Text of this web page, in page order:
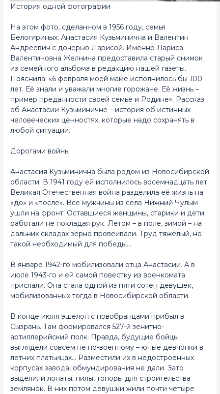
История одной фотографии
На этом фото, сделанном в 1956 году, семья
Белогириных: Анастасия Кузьминична и Валентин
Андреевич с дочерью Ларисой. Именно Лариса
Валентиновна Желнина предоставила старый снимок
из семейного альбома в редакцию нашей газеты.
Пояснила: «6 февраля моей маме исполнилось бы 100
лет. Её знали и уважали многие горожане. Её жизнь –
пример преданности своей семье и Родине». Рассказ
об Анастасии Кузьминичне – история об истинных
человеческих ценностях, которые надо сохранять в
любой ситуации.
Дорогами войны
Анастасия Кузьминична была родом из Новосибирской
области. В 1941 году ей исполнилось восемнадцать лет.
Великая Отечественная война разделила её жизнь на
«до» и «после». Все мужчины из села Нижний Чулым
ушли на фронт. Оставшиеся женщины, старики и дети
работали не покладая рук. Летом – в поле, зимой – на
дальних складах зерно провеивали. Труд тяжёлый, но
такой необходимый для победы…
В январе 1942-го мобилизовали отца Анастасии. А в
июле 1943-го и ей самой повестку из военкомата
прислали. Она стала одной из пяти сотен девушек,
мобилизованных тогда в Новосибирской области.
В конце июля эшелон с новобранцами прибыл в
Сызрань. Там формировался 527-й зенитно-
артиллерийский полк. Правда, будущие бойцы
выглядели совсем не по-военному – юные девчонки в
летних платьицах… Разместили их в недостроенных
корпусах завода, обмундирования не дали. Зато
выделили лопаты, пилы, топоры для строительства
землянок. В них потом девушки жили почти четыре